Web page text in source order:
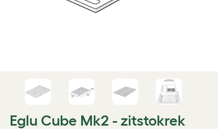
Eglu Cube Mk2 - zitstokrek